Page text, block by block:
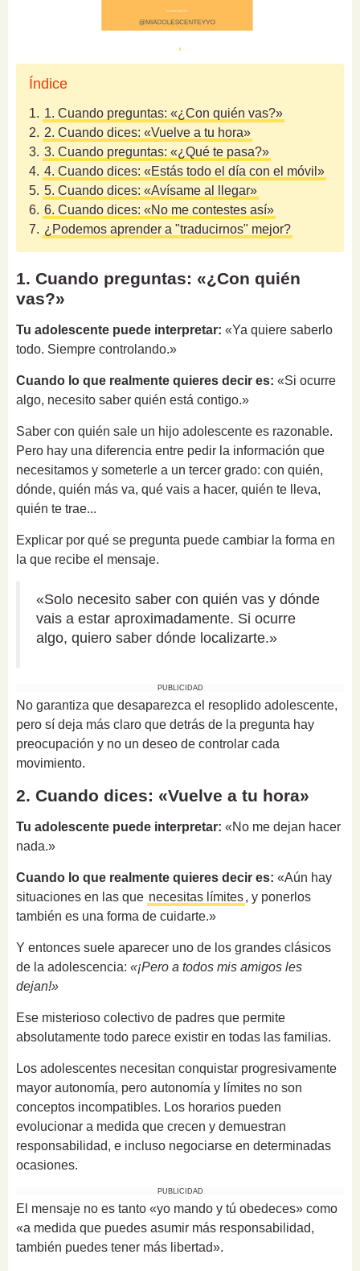
Índice
1. 1. Cuando preguntas: «¿Con quién vas?»
2. 2. Cuando dices: «Vuelve a tu hora»
3. 3. Cuando preguntas: «¿Qué te pasa?»
4. 4. Cuando dices: «Estás todo el día con el móvil»
5. 5. Cuando dices: «Avísame al llegar»
6. 6. Cuando dices: «No me contestes así»
7. ¿Podemos aprender a "traducirnos" mejor?
1. Cuando preguntas: «¿Con quién
vas?»
Tu adolescente puede interpretar: «Ya quiere saberlo
todo. Siempre controlando.»
Cuando lo que realmente quieres decir es: «Si ocurre
algo, necesito saber quién está contigo.»
Saber con quién sale un hijo adolescente es razonable.
Pero hay una diferencia entre pedir la información que
necesitamos y someterle a un tercer grado: con quién,
dónde, quién más va, qué vais a hacer, quién te lleva,
quién te trae...
Explicar por qué se pregunta puede cambiar la forma en
la que recibe el mensaje.
«Solo necesito saber con quién vas y dónde
vais a estar aproximadamente. Si ocurre
algo, quiero saber dónde localizarte.»
PUBLICIDAD
No garantiza que desaparezca el resoplido adolescente,
pero sí deja más claro que detrás de la pregunta hay
preocupación y no un deseo de controlar cada
movimiento.
2. Cuando dices: «Vuelve a tu hora»
Tu adolescente puede interpretar: «No me dejan hacer
nada.»
Cuando lo que realmente quieres decir es: «Aún hay
situaciones en las que necesitas límites, y ponerlos
también es una forma de cuidarte.»
Y entonces suele aparecer uno de los grandes clásicos
de la adolescencia: «¡Pero a todos mis amigos les
dejan!»
Ese misterioso colectivo de padres que permite
absolutamente todo parece existir en todas las familias.
Los adolescentes necesitan conquistar progresivamente
mayor autonomía, pero autonomía y límites no son
conceptos incompatibles. Los horarios pueden
evolucionar a medida que crecen y demuestran
responsabilidad, e incluso negociarse en determinadas
ocasiones.
PUBLICIDAD
El mensaje no es tanto «yo mando y tú obedeces» como
«a medida que puedes asumir más responsabilidad,
también puedes tener más libertad».